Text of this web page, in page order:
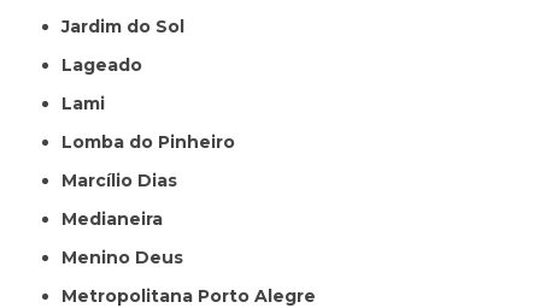
Jardim do Sol
Lageado
Lami
Lomba do Pinheiro
Marcílio Dias
Medianeira
Menino Deus
Metropolitana Porto Alegre